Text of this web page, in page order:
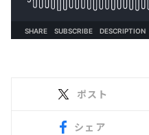
ポスト
シェア